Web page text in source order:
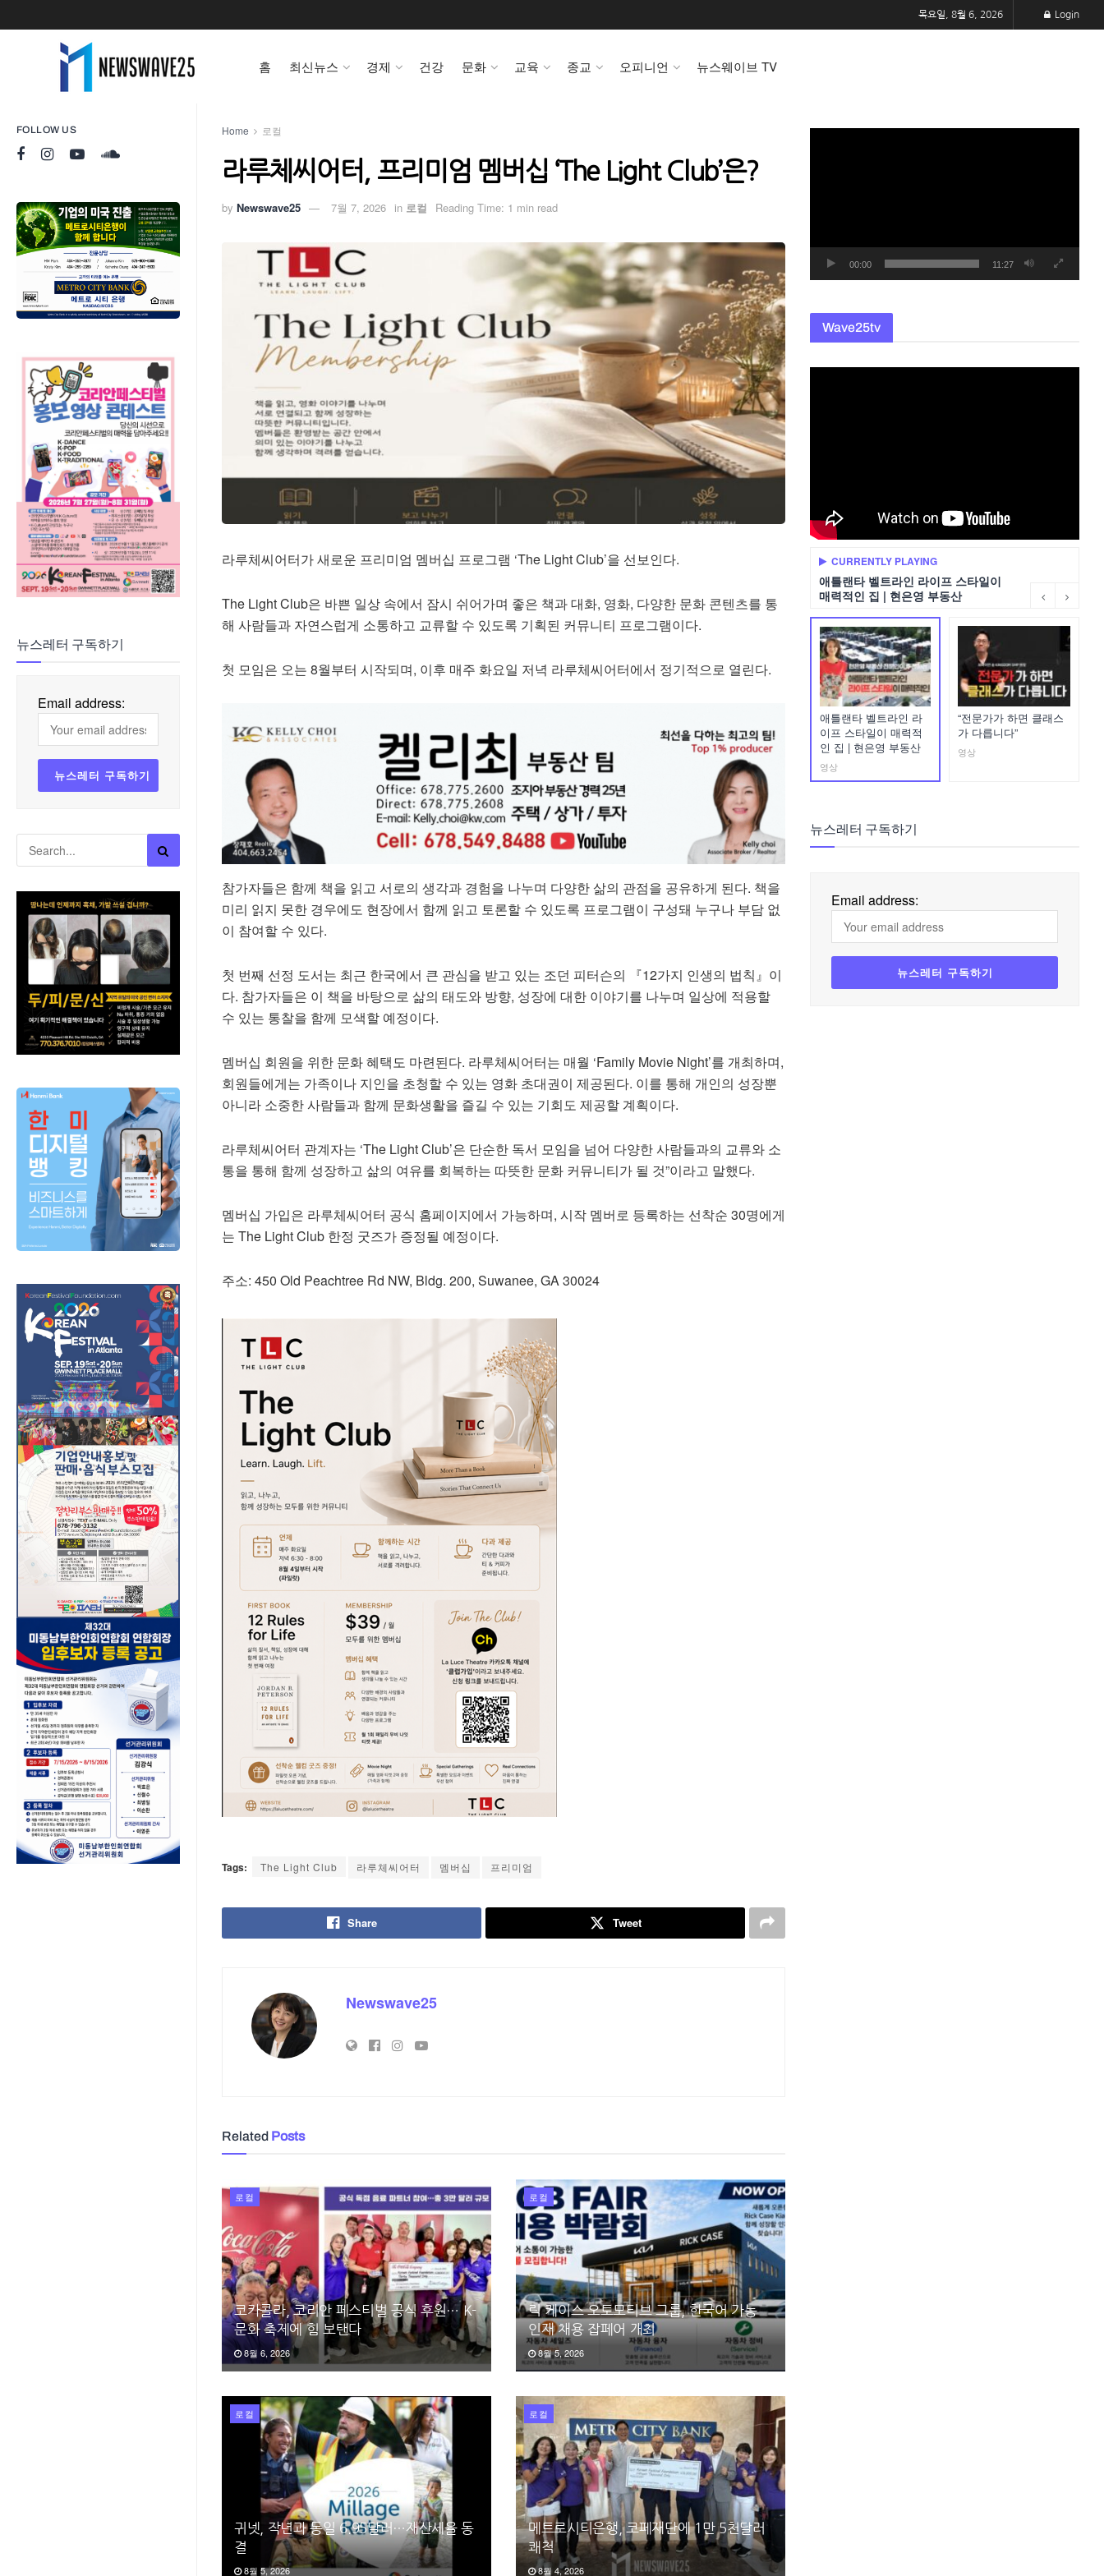
FOLLOW US
뉴스레터 구독하기
Email address:
목요일, 8월 6, 2026 Login
홈 최신뉴스 경제 건강 문화 교육 종교 오피니언 뉴스웨이브 TV
Home 로컬
라루체씨어터, 프리미엄 멤버십 ‘The Light Club’은?
by Newswave25 7월 7, 2026 in 로컬 Reading Time: 1 min read
라루체씨어터가 새로운 프리미엄 멤버십 프로그램 ‘The Light Club’을 선보인다.
The Light Club은 바쁜 일상 속에서 잠시 쉬어가며 좋은 책과 대화, 영화, 다양한 문화 콘텐츠를 통
해 사람들과 자연스럽게 소통하고 교류할 수 있도록 기획된 커뮤니티 프로그램이다.
첫 모임은 오는 8월부터 시작되며, 이후 매주 화요일 저녁 라루체씨어터에서 정기적으로 열린다.
참가자들은 함께 책을 읽고 서로의 생각과 경험을 나누며 다양한 삶의 관점을 공유하게 된다. 책을
미리 읽지 못한 경우에도 현장에서 함께 읽고 토론할 수 있도록 프로그램이 구성돼 누구나 부담 없
이 참여할 수 있다.
첫 번째 선정 도서는 최근 한국에서 큰 관심을 받고 있는 조던 피터슨의 『12가지 인생의 법칙』이
다. 참가자들은 이 책을 바탕으로 삶의 태도와 방향, 성장에 대한 이야기를 나누며 일상에 적용할
수 있는 통찰을 함께 모색할 예정이다.
멤버십 회원을 위한 문화 혜택도 마련된다. 라루체씨어터는 매월 ‘Family Movie Night’를 개최하며,
회원들에게는 가족이나 지인을 초청할 수 있는 영화 초대권이 제공된다. 이를 통해 개인의 성장뿐
아니라 소중한 사람들과 함께 문화생활을 즐길 수 있는 기회도 제공할 계획이다.
라루체씨어터 관계자는 ‘The Light Club’은 단순한 독서 모임을 넘어 다양한 사람들과의 교류와 소
통을 통해 함께 성장하고 삶의 여유를 회복하는 따뜻한 문화 커뮤니티가 될 것”이라고 말했다.
멤버십 가입은 라루체씨어터 공식 홈페이지에서 가능하며, 시작 멤버로 등록하는 선착순 30명에게
는 The Light Club 한정 굿즈가 증정될 예정이다.
주소: 450 Old Peachtree Rd NW, Bldg. 200, Suwanee, GA 30024
Tags: The Light Club 라루체씨어터 멤버십 프리미엄
Share Tweet
Newswave25
Related Posts
로컬
코카콜라, 코리안 페스티벌 공식 후원… K-
문화 축제에 힘 보탠다
8월 6, 2026
로컬
릭 케이스 오토모티브 그룹, 한국어 가능
인재 채용 잡페어 개최
8월 5, 2026
로컬
귀넷, 작년과 동일 6.95달러…재산세율 동
결
8월 5, 2026
로컬
메트로시티은행, 코페재단에 1만 5천달러
쾌척
8월 4, 2026
00:00 11:27
Wave25tv
CURRENTLY PLAYING
애틀랜타 벨트라인 라이프 스타일이
매력적인 집 | 현은영 부동산
애틀랜타 벨트라인 라
이프 스타일이 매력적
인 집 | 현은영 부동산
영상
“전문가가 하면 클래스
가 다릅니다”
영상
뉴스레터 구독하기
Email address: